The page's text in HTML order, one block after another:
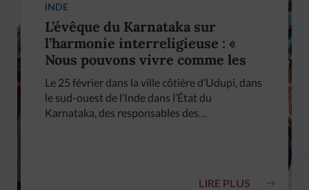
INDE
L’évêque du Karnataka sur
l’harmonie interreligieuse : «
Nous pouvons vivre comme les
enfants d’une même mère »
Le 25 février dans la ville côtière d’Udupi, dans
le sud-ouest de l’Inde dans l’État du
Karnataka, des responsables des…
LIRE PLUS